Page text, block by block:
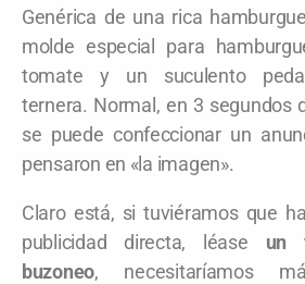
Genérica de una rica
molde especial para
tomate y un suculento
ternera. Normal, en 3 segundos
se puede confeccionar un
pensaron en «la imagen».
Claro está, si tuviéramos que
publicidad directa, léase un
buzoneo, necesitaríamos